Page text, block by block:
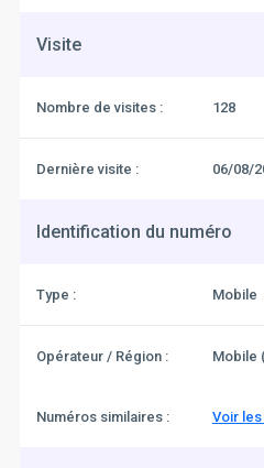
Visite
Nombre de visites : 128
Dernière visite : 06/08/
Identification du numéro
Type : Mobile
Opérateur / Région : Mobile
Numéros similaires : Voir les